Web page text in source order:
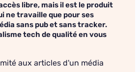
libre, mais il est le produit
ne travaille que pour ses
sans pub et sans tracker.
tech de qualité en vous
aux articles d'un média